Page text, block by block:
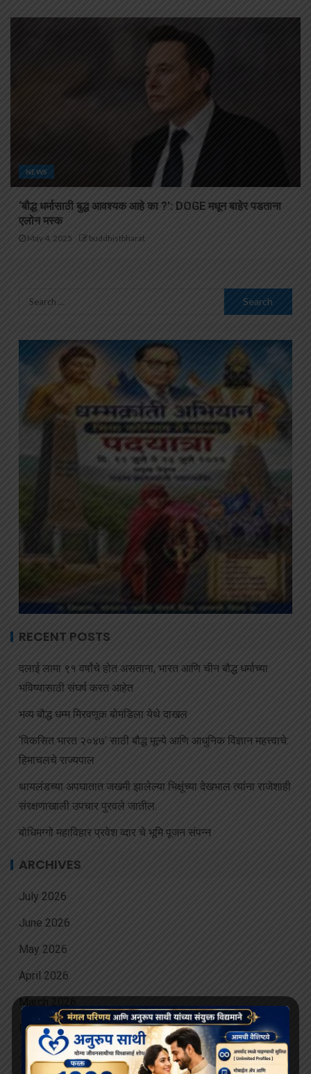
NEWS
‘बौद्ध धर्मासाठी बुद्ध आवश्यक आहे का ?’: DOGE मधून बाहेर पडताना
एलोन मस्क
May 4, 2025 buddhistbharat
RECENT POSTS
दलाई लामा ९१ वर्षांचे होत असताना, भारत आणि चीन बौद्ध धर्माच्या
भविष्यासाठी संघर्ष करत आहेत
भव्य बौद्ध धम्म मिरवणूक बोमडिला येथे दाखल
‘विकसित भारत २०४७’ साठी बौद्ध मूल्ये आणि आधुनिक विज्ञान महत्त्वाचे:
हिमाचलचे राज्यपाल
थायलंडच्या अपघातात जखमी झालेल्या भिक्षूंच्या देखभाल त्यांना राजेशाही
संरक्षणाखाली उपचार पुरवले जातील.
बोधिमग्गो महाविहार प्रवेश व्दार चे भूमि पूजन संपन्न
ARCHIVES
July 2026
June 2026
May 2026
April 2026
February 2026
January 2026